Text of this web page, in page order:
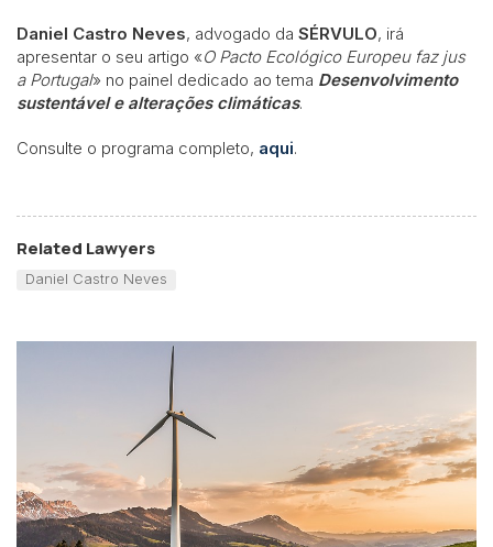
Daniel Castro Neves, advogado da SÉRVULO, irá
apresentar o seu artigo «O Pacto Ecológico Europeu faz jus
a Portugal» no painel dedicado ao tema Desenvolvimento
sustentável e alterações climáticas.
Consulte o programa completo, aqui.
Related Lawyers
Daniel Castro Neves